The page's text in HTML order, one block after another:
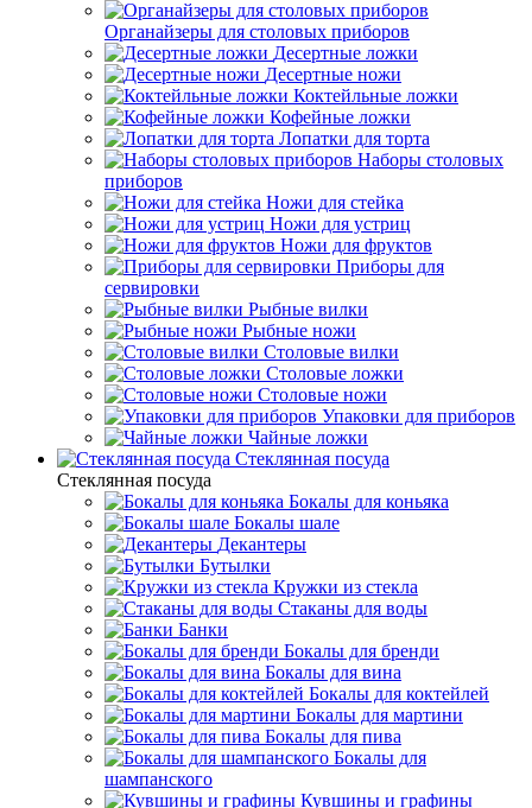
Органайзеры для столовых приборов
Десертные ложки
Десертные ножи
Коктейльные ложки
Кофейные ложки
Лопатки для торта
Наборы столовых
приборов
Ножи для стейка
Ножи для устриц
Ножи для фруктов
Приборы для
сервировки
Рыбные вилки
Рыбные ножи
Столовые вилки
Столовые ложки
Столовые ножи
Упаковки для приборов
Чайные ложки
Стеклянная посуда
Стеклянная посуда
Бокалы для коньяка
Бокалы шале
Декантеры
Бутылки
Кружки из стекла
Стаканы для воды
Банки
Бокалы для бренди
Бокалы для вина
Бокалы для коктейлей
Бокалы для мартини
Бокалы для пива
Бокалы для
шампанского
Кувшины и графины